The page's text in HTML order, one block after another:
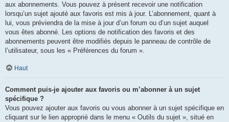
aux abonnements. Vous pouvez à présent recevoir une notification
lorsqu’un sujet ajouté aux favoris est mis à jour. L’abonnement, quant à
lui, vous préviendra de la mise à jour d’un forum ou d’un sujet auquel
vous êtes abonné. Les options de notification des favoris et des
abonnements peuvent être modifiés depuis le panneau de contrôle de
l’utilisateur, sous les « Préférences du forum ».
Haut
Comment puis-je ajouter aux favoris ou m’abonner à un sujet
spécifique ?
Vous pouvez ajouter aux favoris ou vous abonner à un sujet spécifique en
cliquant sur le lien approprié dans le menu « Outils du sujet », situé en